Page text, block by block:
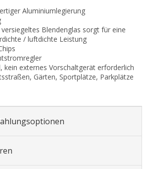
Aluminiumlegierung
Blendenglas sorgt für eine
/ luftdichte Leistung
kein externes Vorschaltgerät erforderlich
Gärten, Sportplätze, Parkplätze